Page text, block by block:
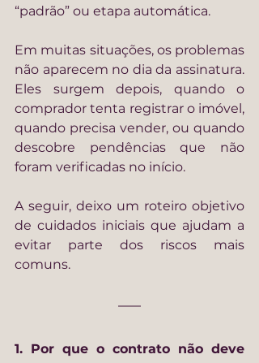
“padrão” ou etapa automática.
Em muitas situações, os problemas
não aparecem no dia da assinatura.
Eles surgem depois, quando o
comprador tenta registrar o imóvel,
quando precisa vender, ou quando
descobre pendências que não
foram verificadas no início.
A seguir, deixo um roteiro objetivo
de cuidados iniciais que ajudam a
evitar parte dos riscos mais
comuns.
1. Por que o contrato não deve